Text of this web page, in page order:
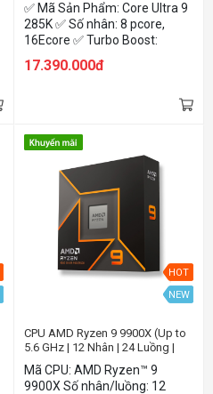
Lake)
✅ Mã Sản Phẩm: Core Ultra 9
285K ✅ Số nhân: 8 pcore,
16Ecore ✅ Turbo Boost:
Nhân Đồ Họa: Intel Graphic ✅
17.390.000đ
HOT
NEW
CPU AMD Ryzen 9 9900X (Up to
5.6 GHz | 12 Nhân | 24 Luồng |
Socket AM5)
Mã CPU: AMD Ryzen™ 9
9900X Số nhân/luồng: 12